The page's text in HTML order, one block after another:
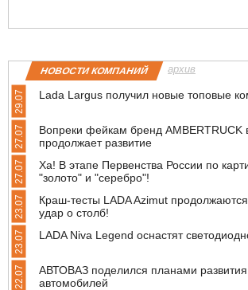
НОВОСТИ КОМПАНИЙ архив
29.07 Lada Largus получил новые топовые
27.07
Вопреки фейкам бренд AMBERTRUCK
продолжает развитие
27.07
Ха! В этапе Первенства России по
"золото" и "серебро"!
23.07
Краш-тесты LADA Azimut
удар о столб!
23.07 LADA Niva Legend оснастят
22.07
АВТОВАЗ поделился планами
автомобилей